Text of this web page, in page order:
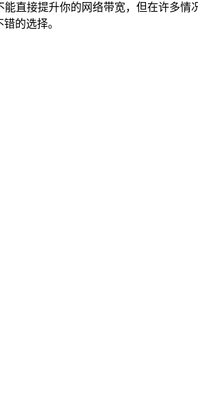
直接提升你的网络带宽，但在许多情
的选择。